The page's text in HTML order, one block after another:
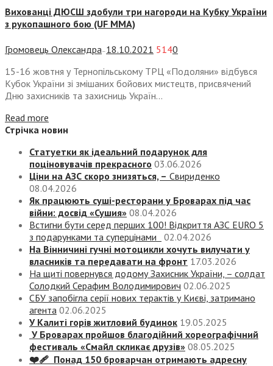
Вихованці ДЮСШ здобули три нагороди на Кубку України
з рукопашного бою (UF MMA)
Громовець Олександра — 18.10.2021 5140
15-16 жовтня у Тернопільському ТРЦ «Подоляни» відбувся
Кубок України зі змішаних бойових мистецтв, присвячений
Дню захисників та захисниць Україн...
Read more
Стрічка новин
Статуетки як ідеальний подарунок для
поціновувачів прекрасного 03.06.2026
Ціни на АЗС скоро знизяться, – Свириденко
08.04.2026
Як працюють суші-ресторани у Броварах під час
війни: досвід «Сушия» 08.04.2026
Встигни бути серед перших 100! Відкриття АЗС EURO 5
з подарунками та суперцінами
02.04.2026
На Вінничині гучні мотоцикли хочуть вилучати у
власників та передавати на фронт 17.03.2026
На щиті повернувся додому Захисник України, – солдат
Солодкий Серафим Володимирович 02.06.2025
СБУ запобігла серії нових терактів у Києві, затримано
агента 02.06.2025
У Калиті горів житловий будинок 19.05.2025
У Броварах пройшов благодійний хореографічний
фестиваль «Смайл скликає друзів» 08.05.2025
❤️‍🩹 Понад 150 броварчан отримають адресну